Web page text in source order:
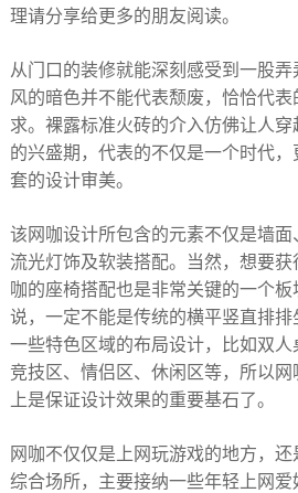
理请分享给更多的朋友阅读。
从门口的装修就能深刻感受到一股
风的暗色并不能代表颓废，恰恰代
求。裸露标准火砖的介入仿佛让人
的兴盛期，代表的不仅是一个时代
套的设计审美。
该网咖设计所包含的元素不仅是墙
流光灯饰及软装搭配。当然，想要获
咖的座椅搭配也是非常关键的一个
说，一定不能是传统的横平竖直排
一些特色区域的布局设计，比如双人
竞技区、情侣区、休闲区等，所以
上是保证设计效果的重要基石了。
网咖不仅仅是上网玩游戏的地方，
综合场所，主要接纳一些年轻上网